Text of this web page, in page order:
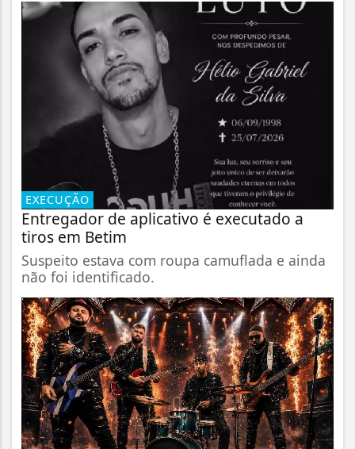
EXECUÇÃO
Entregador de aplicativo é executado a
tiros em Betim
Suspeito estava com roupa camuflada e ainda
não foi identificado.